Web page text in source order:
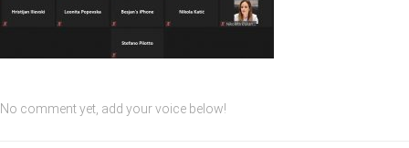
No comment yet, add your voice below!